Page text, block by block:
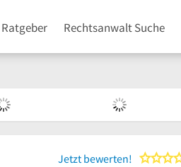
Ratgeber Rechtsanwalt Suche
Jetzt bewerten!